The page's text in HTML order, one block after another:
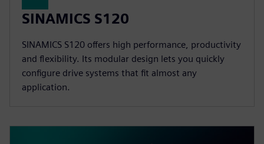
SINAMICS S120
SINAMICS S120 offers high performance, productivity
and flexibility. Its modular design lets you quickly
configure drive systems that fit almost any
application.